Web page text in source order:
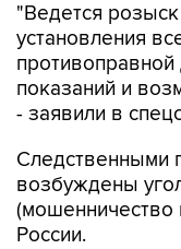
"Ведется
установления
противоправной
показаний и
- заявили в
Следственными
возбуждены
России.